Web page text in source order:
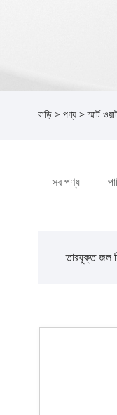
বাড়ি > পণ্য>স্মার্ট
সব পণ্য
তারযুক্ত জল